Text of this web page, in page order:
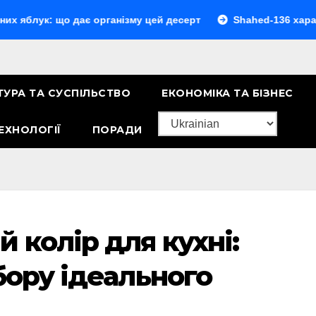
що дає організму цей десерт Shahed-136
ТА СУСПІЛЬСТВО ЕКОНОМІКА ТА БІЗНЕС
ПОРАДИ
для кухні:
ідеального